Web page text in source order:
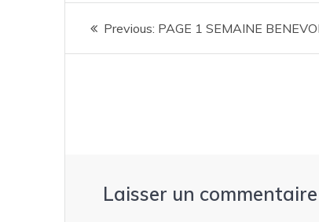
Navigation
de
Previous: Previous
PAGE 1 SEMAINE
Laisser un commentaire